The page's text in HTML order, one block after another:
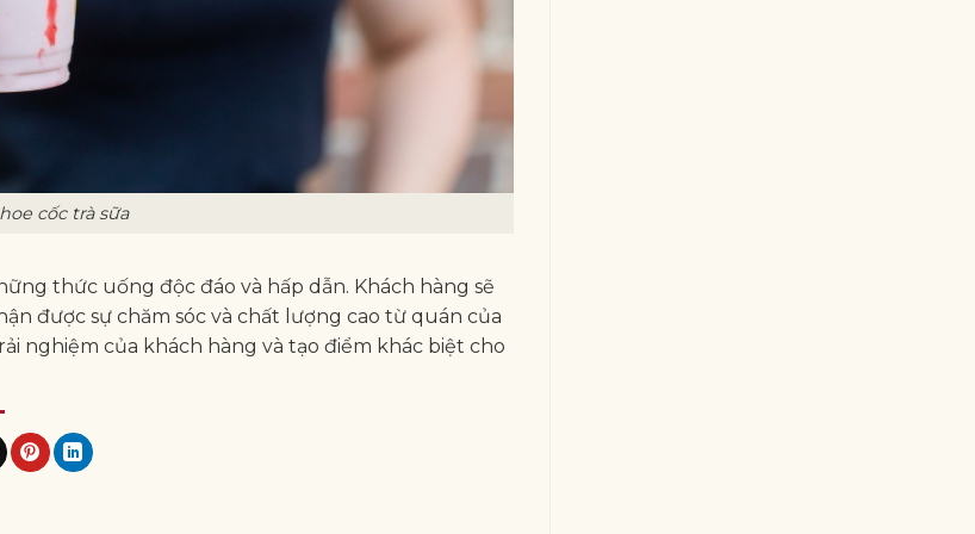
cốc trà sữa
thức uống độc đáo và hấp dẫn. Khách hàng sẽ
được sự chăm sóc và chất lượng cao từ quán của
nghiệm của khách hàng và tạo điểm khác biệt cho